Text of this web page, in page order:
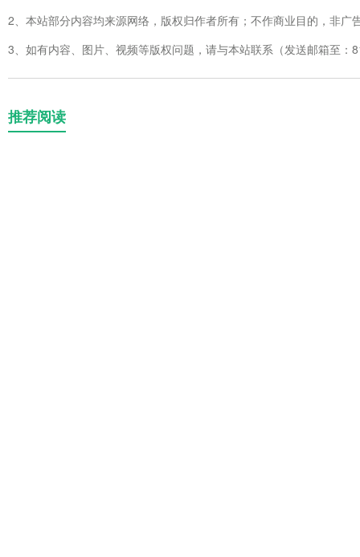
2、本站部分内容均来源网络，版权归作者所有；不作商业目的，非广
3、如有内容、图片、视频等版权问题，请与本站联系（发送邮箱至
推荐阅读